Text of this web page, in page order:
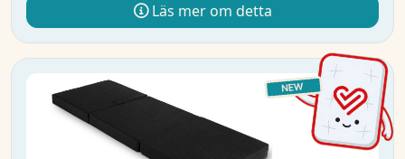
Läs mer om detta